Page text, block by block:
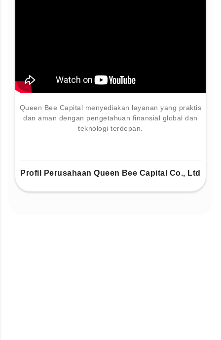
Queen Bee Capital menyediakan layanan yang praktis
dan aman dengan pengetahuan finansial global dan
teknologi terdepan.
Profil Perusahaan Queen Bee Capital Co., Ltd